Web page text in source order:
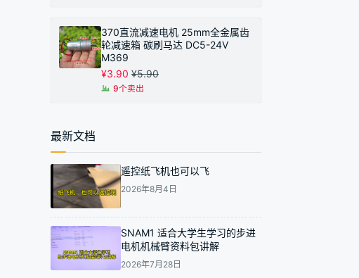
370直流减速电机 25mm全金属齿
轮减速箱 碳刷马达 DC5-24V
M369
¥3.90 ¥5.90
9个卖出
最新文档
遥控纸飞机也可以飞
2026年8月4日
SNAM1 适合大学生学习的步进
电机机械臂资料包讲解
2026年7月28日